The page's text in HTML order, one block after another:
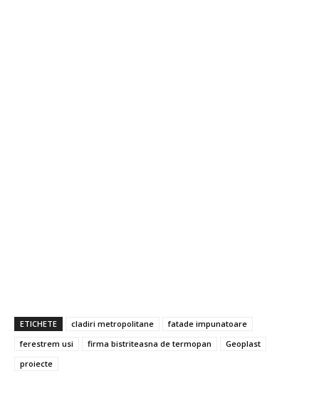
ETICHETE cladiri metropolitane
fatade impunatoare
ferestrem usi
firma bistriteasna de termopan
Geoplast
proiecte